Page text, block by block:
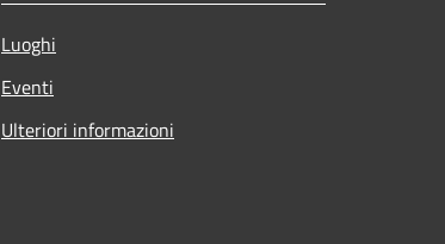
Luoghi
Eventi
Ulteriori informazioni